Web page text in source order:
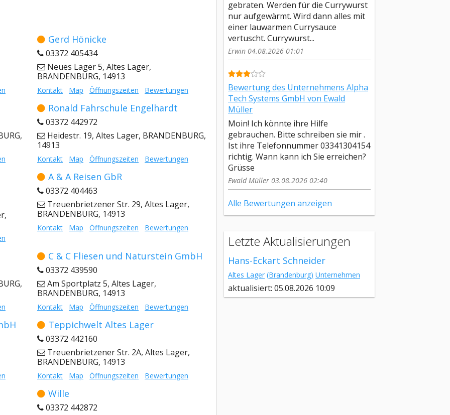
Gerd Hönicke
03372 405434
Neues Lager 5, Altes Lager,
BRANDENBURG, 14913
Kontakt Map Öffnungszeiten Bewertungen
Ronald Fahrschule Engelhardt
03372 442972
Heidestr. 19, Altes Lager, BRANDENBURG,
14913
Kontakt Map Öffnungszeiten Bewertungen
A & A Reisen GbR
03372 404463
Treuenbrietzener Str. 29, Altes Lager,
BRANDENBURG, 14913
Kontakt Map Öffnungszeiten Bewertungen
C & C Fliesen und Naturstein GmbH
03372 439590
Am Sportplatz 5, Altes Lager,
BRANDENBURG, 14913
Kontakt Map Öffnungszeiten Bewertungen
Teppichwelt Altes Lager
03372 442160
Treuenbrietzener Str. 2A, Altes Lager,
BRANDENBURG, 14913
Kontakt Map Öffnungszeiten Bewertungen
Wille
03372 442872
gebraten. Werden für die Currywurst
nur aufgewärmt. Wird dann alles mit
einer lauwarmen Currysauce
vertuscht. Currywurst...
Erwin 04.08.2026 01:01
Bewertung des Unternehmens Alpha
Tech Systems GmbH von Ewald
Müller
Moin! Ich könnte ihre Hilfe
gebrauchen. Bitte schreiben sie mir .
Ist ihre Telefonnummer 03341304154
richtig. Wann kann ich Sie erreichen?
Grüsse
Ewald Müller 03.08.2026 02:40
Alle Bewertungen anzeigen
Letzte Aktualisierungen
Hans-Eckart Schneider
Altes Lager (Brandenburg) Unternehmen
aktualisiert: 05.08.2026 10:09